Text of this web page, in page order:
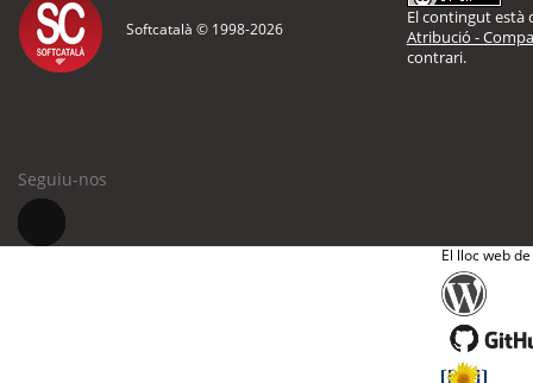
Softcatalà © 1998-2026
El contingut està
Atribució -
contrari.
Seguiu-nos
El lloc web